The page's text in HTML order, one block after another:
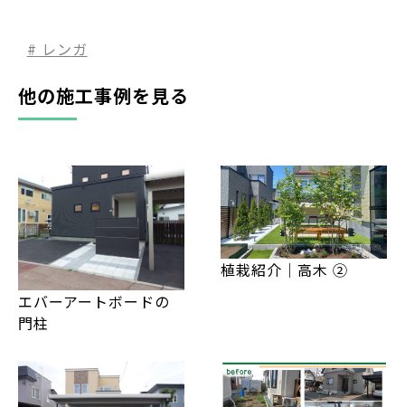
レンガ
他の施工事例を見る
エバーアートボードの
門柱
植栽紹介｜高木 ②